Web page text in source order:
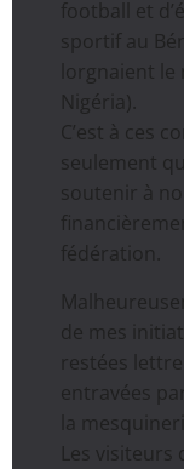
football et
sportif au
lorgnaient le
Nigéria).
C’est à ces
seulement
soutenir à
fédération.
de mes
restées
entravées
la
Les visiteurs